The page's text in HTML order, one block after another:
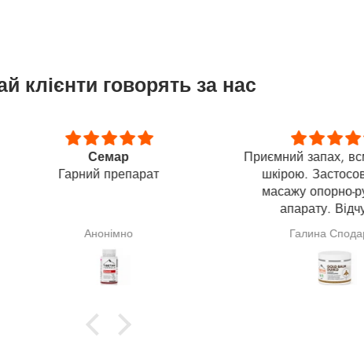
клієнти говорять за нас
Семар
Гарний препарат
Анонімно
Приємний запах,
шкірою.
масажу опорно-
апарату.
покращення.
роботу.
Галина